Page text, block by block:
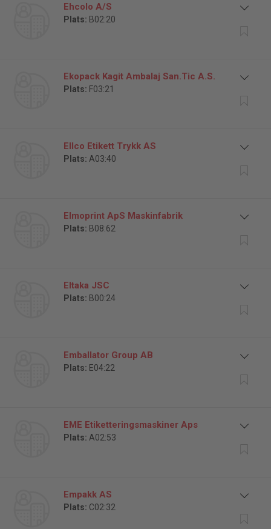
Ehcolo A/S
Plats: B02:20
Ekopack Kagit Ambalaj San.Tic A.S.
Plats: F03:21
Ellco Etikett Trykk AS
Plats: A03:40
Elmoprint ApS Maskinfabrik
Plats: B08:62
Eltaka JSC
Plats: B00:24
Emballator Group AB
Plats: E04:22
EME Etiketteringsmaskiner Aps
Plats: A02:53
Empakk AS
Plats: C02:32